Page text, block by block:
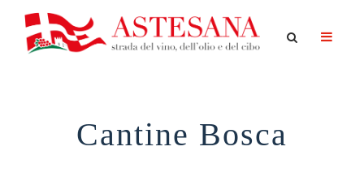
Cantine Bosca